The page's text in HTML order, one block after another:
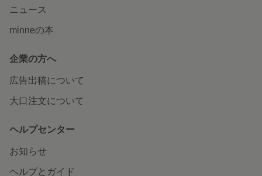
ニュース
minneの本
企業の方へ
広告出稿について
大口注文について
ヘルプセンター
お知らせ
ヘルプとガイド